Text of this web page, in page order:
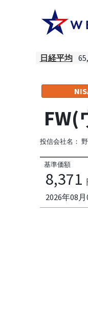
日経平均
投信会社名：
基準価額
8,371
2026年08月